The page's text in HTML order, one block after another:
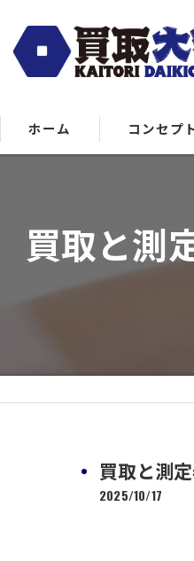
ホーム コンセプ
買取と測
買取と測
2025/10/17